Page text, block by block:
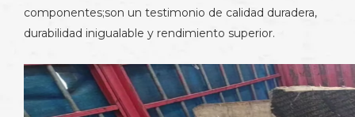
componentes;son un testimonio de calidad duradera,
durabilidad inigualable y rendimiento superior.